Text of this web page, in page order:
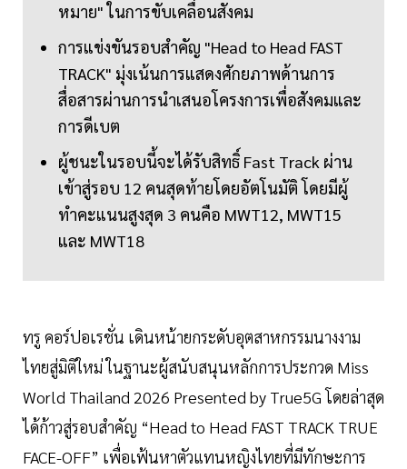
หมาย" ในการขับเคลื่อนสังคม
การแข่งขันรอบสำคัญ "Head to Head FAST
TRACK" มุ่งเน้นการแสดงศักยภาพด้านการ
สื่อสารผ่านการนำเสนอโครงการเพื่อสังคมและ
การดีเบต
ผู้ชนะในรอบนี้จะได้รับสิทธิ์ Fast Track ผ่าน
เข้าสู่รอบ 12 คนสุดท้ายโดยอัตโนมัติ โดยมีผู้
ทำคะแนนสูงสุด 3 คนคือ MWT12, MWT15
และ MWT18
ทรู คอร์ปอเรชั่น เดินหน้ายกระดับอุตสาหกรรมนางงาม
ไทยสู่มิติใหม่ ในฐานะผู้สนับสนุนหลักการประกวด Miss
World Thailand 2026 Presented by True5G โดยล่าสุด
ได้ก้าวสู่รอบสำคัญ “Head to Head FAST TRACK TRUE
FACE-OFF” เพื่อเฟ้นหาตัวแทนหญิงไทยที่มีทักษะการ